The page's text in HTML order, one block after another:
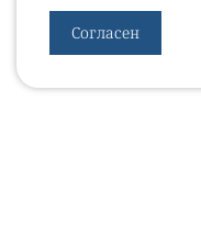
Согласен